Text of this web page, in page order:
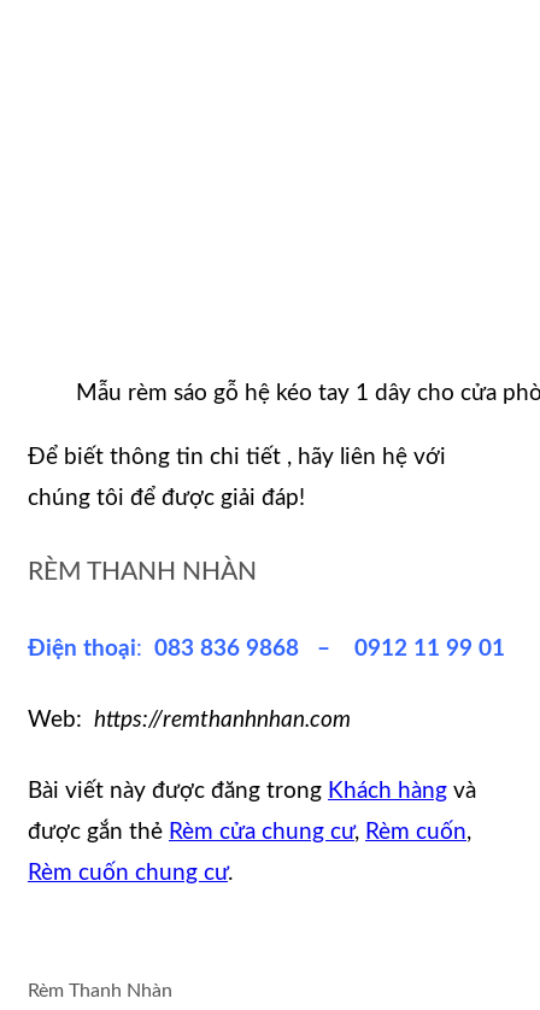
Mẫu rèm sáo gỗ hệ kéo tay 1 dây cho cửa
Để biết thông tin chi tiết , hãy liên hệ với
chúng tôi để được giải đáp!
RÈM THANH NHÀN
Điện thoại: 083 836 9868 – 0912 11 99 01
Web: https://remthanhnhan.com
Bài viết này được đăng trong Khách hàng và
được gắn thẻ Rèm cửa chung cư, Rèm cuốn,
Rèm cuốn chung cư.
Rèm Thanh Nhàn